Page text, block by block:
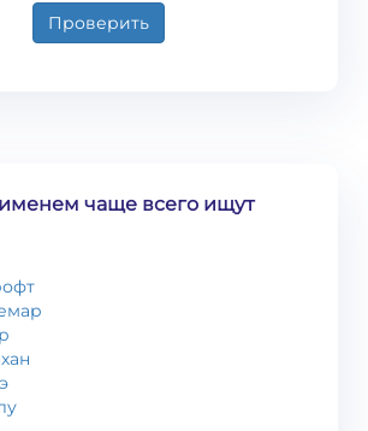
Проверить
чаще всего ищут